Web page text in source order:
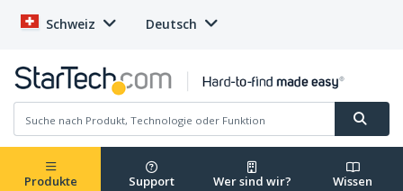
Schweiz Deutsch
Produkte Support Wer sind wir? Wissen